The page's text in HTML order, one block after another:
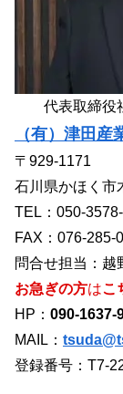
代表取締役
（有）津田
〒929-1171
石川県かほく市
TEL：050-
FAX：076-285-
問合せ担当：越
お急ぎの方はこ
HP： 090-1637-
MAIL：
登録番号：T7-